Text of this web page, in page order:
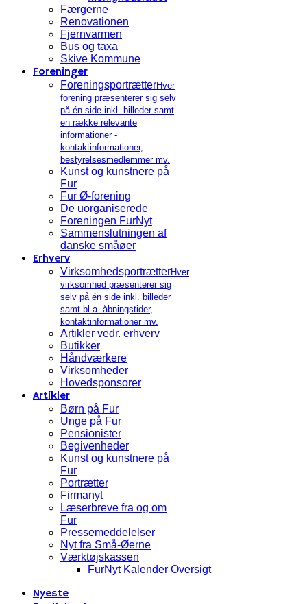
Færgerne
Renovationen
Fjernvarmen
Bus og taxa
Skive Kommune
Foreninger
ForeningsportrætterHver
forening præsenterer sig selv
på én side inkl. billeder samt
en række relevante
informationer -
kontaktinformationer,
bestyrelsesmedlemmer mv.
Kunst og kunstnere på
Fur
Fur Ø-forening
De uorganiserede
Foreningen FurNyt
Sammenslutningen af
danske småøer
Erhverv
VirksomhedsportrætterHver
virksomhed præsenterer sig
selv på én side inkl. billeder
samt bl.a. åbningstider,
kontaktinformationer mv.
Artikler vedr. erhverv
Butikker
Håndværkere
Virksomheder
Hovedsponsorer
Artikler
Børn på Fur
Unge på Fur
Pensionister
Begivenheder
Kunst og kunstnere på
Fur
Portrætter
Firmanyt
Læserbreve fra og om
Fur
Pressemeddelelser
Nyt fra Små-Øerne
Værktøjskassen
FurNyt Kalender Oversigt
Nyeste